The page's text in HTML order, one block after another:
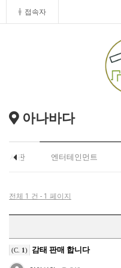
접속자
아나바다
게시판 엔터테인먼트
전체 1 건 - 1 페이지
(C. 1) 감태 판매 합니다